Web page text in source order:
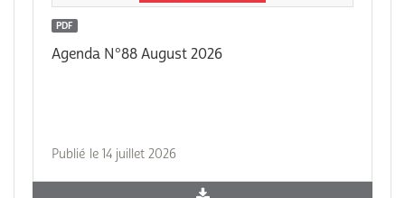
PDF
Agenda N°88 August 2026
Publié le 14 juillet 2026